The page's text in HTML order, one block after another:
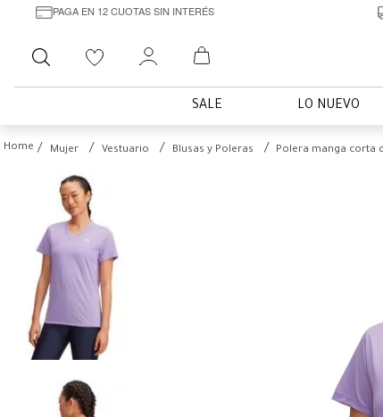
PAGA EN 12 CUOTAS SIN INTERÉS
Buscar
SALE LO NUEVO
Mujer Vestuario Blusas y Poleras Polera manga corta